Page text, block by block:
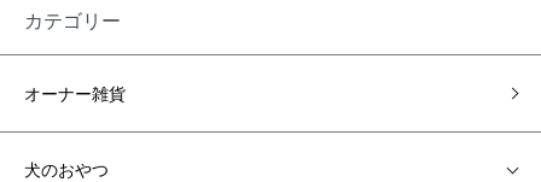
カテゴリー
オーナー雑貨
犬のおやつ